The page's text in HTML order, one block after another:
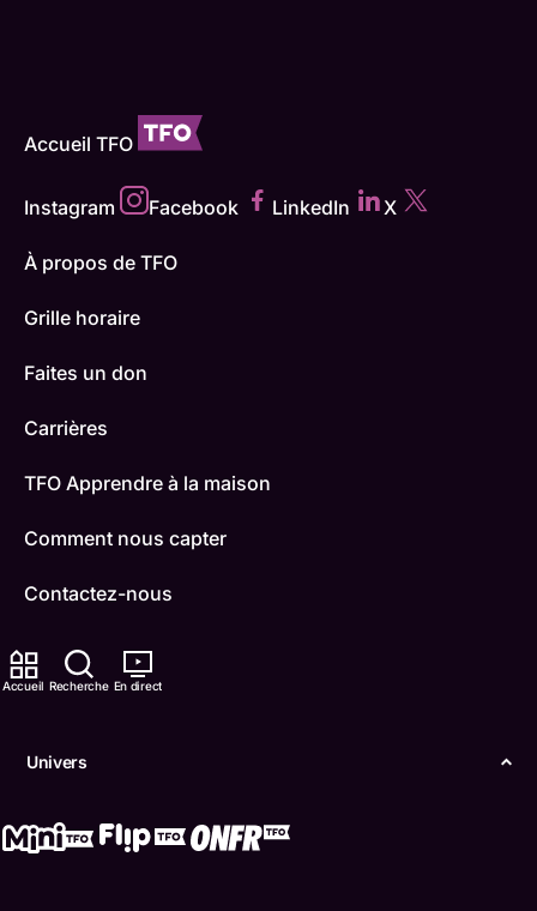
Accueil Recherche En direct
Univers
Accueil TFO
Instagram Facebook LinkedIn X
À propos de TFO
Grille horaire
Faites un don
Carrières
TFO Apprendre à la maison
Comment nous capter
Contactez-nous
ONFR
Boukili